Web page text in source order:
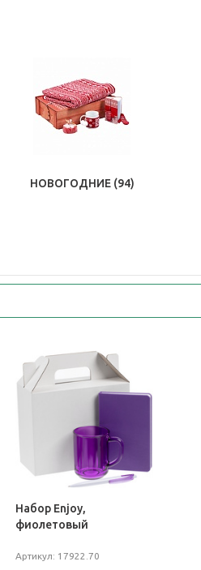
НОВОГОДНИЕ (94)
Набор Enjoy,
фиолетовый
Артикул: 17922.70